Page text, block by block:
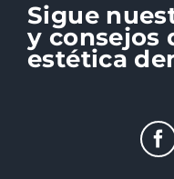
Sigue
y consejos
estética